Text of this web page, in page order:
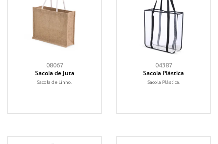
08067
Sacola de Juta
Sacola de Linho.
04387
Sacola Plástica
Sacola Plástica.